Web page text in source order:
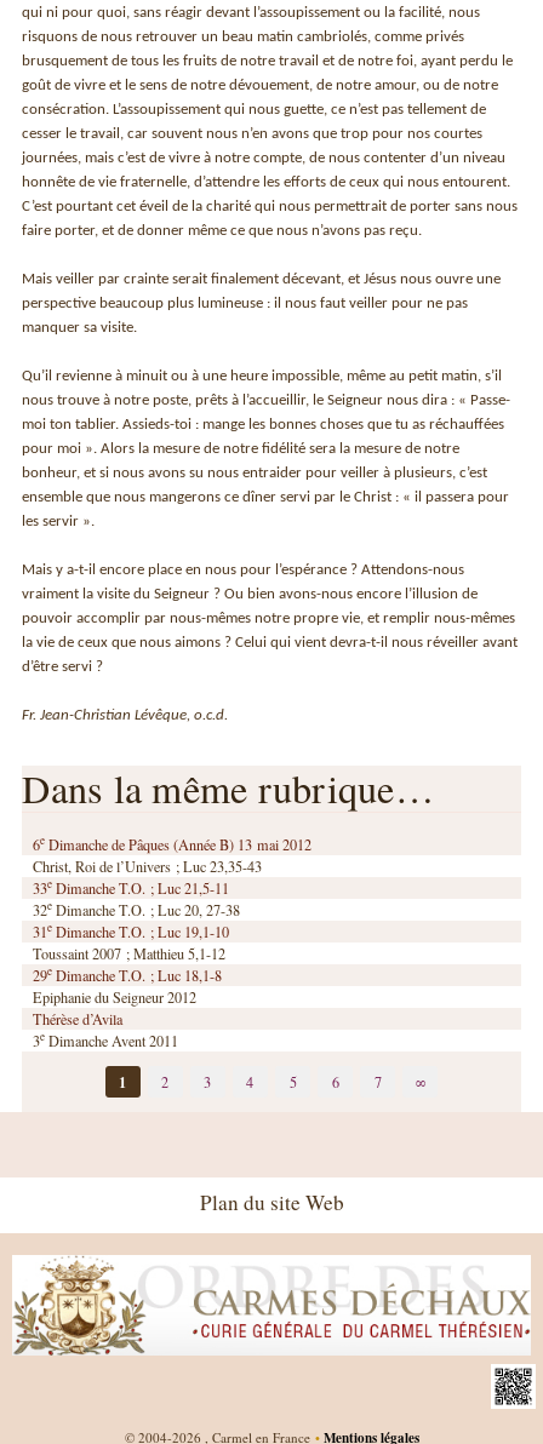
qui ni pour quoi, sans réagir devant l’assoupissement ou la facilité, nous
risquons de nous retrouver un beau matin cambriolés, comme privés
brusquement de tous les fruits de notre travail et de notre foi, ayant perdu le
goût de vivre et le sens de notre dévouement, de notre amour, ou de notre
consécration. L’assoupissement qui nous guette, ce n’est pas tellement de
cesser le travail, car souvent nous n’en avons que trop pour nos courtes
journées, mais c’est de vivre à notre compte, de nous contenter d’un niveau
honnête de vie fraternelle, d’attendre les efforts de ceux qui nous entourent.
C’est pourtant cet éveil de la charité qui nous permettrait de porter sans nous
faire porter, et de donner même ce que nous n’avons pas reçu.
Mais veiller par crainte serait finalement décevant, et Jésus nous ouvre une
perspective beaucoup plus lumineuse : il nous faut veiller pour ne pas
manquer sa visite.
Qu’il revienne à minuit ou à une heure impossible, même au petit matin, s’il
nous trouve à notre poste, prêts à l’accueillir, le Seigneur nous dira : « Passe-
moi ton tablier. Assieds-toi : mange les bonnes choses que tu as réchauffées
pour moi ». Alors la mesure de notre fidélité sera la mesure de notre
bonheur, et si nous avons su nous entraider pour veiller à plusieurs, c’est
ensemble que nous mangerons ce dîner servi par le Christ : « il passera pour
les servir ».
Mais y a-t-il encore place en nous pour l’espérance ? Attendons-nous
vraiment la visite du Seigneur ? Ou bien avons-nous encore l’illusion de
pouvoir accomplir par nous-mêmes notre propre vie, et remplir nous-mêmes
la vie de ceux que nous aimons ? Celui qui vient devra-t-il nous réveiller avant
d’être servi ?
Fr. Jean-Christian Lévêque, o.c.d.
Dans la même rubrique…
6e Dimanche de Pâques (Année B) 13 mai 2012
Christ, Roi de l’Univers ; Luc 23,35-43
33e Dimanche T.O. ; Luc 21,5-11
32e Dimanche T.O. ; Luc 20, 27-38
31e Dimanche T.O. ; Luc 19,1-10
Toussaint 2007 ; Matthieu 5,1-12
29e Dimanche T.O. ; Luc 18,1-8
Epiphanie du Seigneur 2012
Thérèse d’Avila
3e Dimanche Avent 2011
1 2 3 4 5 6 7 ∞
Plan du site Web
©2004-2026 , Carmel en France • Mentions légales